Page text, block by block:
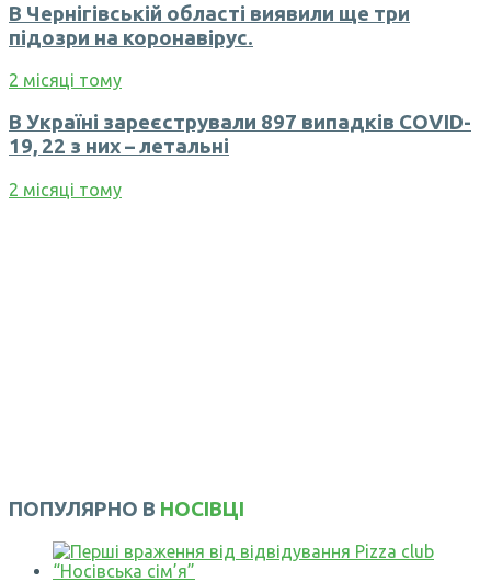
В Чернігівській області виявили ще три
підозри на коронавірус.
2 місяці тому
В Україні зареєстрували 897 випадків COVID-
19, 22 з них – летальні
2 місяці тому
ПОПУЛЯРНО В НОСІВЦІ